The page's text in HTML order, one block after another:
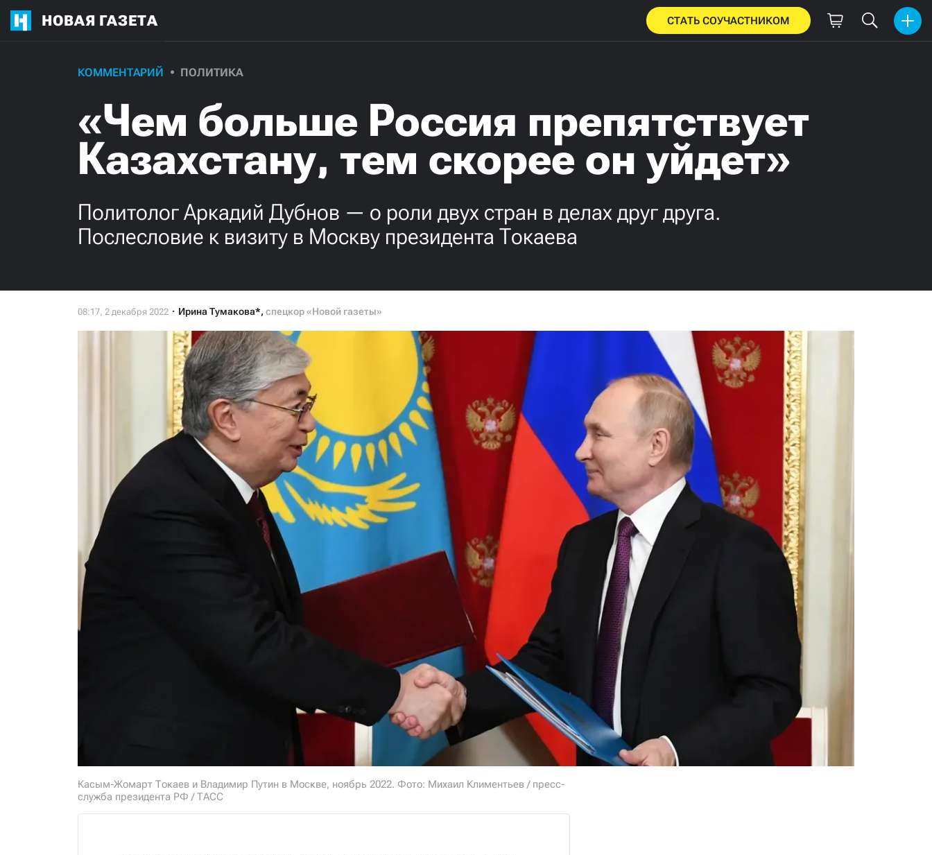
НОВАЯ ГАЗЕТА СТАТЬ СОУЧАСТНИКОМ
КОММЕНТАРИЙ ПОЛИТИКА
«Чем больше Россия препятствует
Казахстану, тем скорее он уйдет»
Политолог Аркадий Дубнов — о роли двух стран в делах друг друга.
Послесловие к визиту в Москву президента Токаева
Ирина Тумакова*, спецкор «Новой газеты»
Касым-Жомарт Токаев и Владимир Путин в Москве, ноябрь 2022. Фото: Михаил Климентьев / пресс-
служба президента РФ / ТАСС